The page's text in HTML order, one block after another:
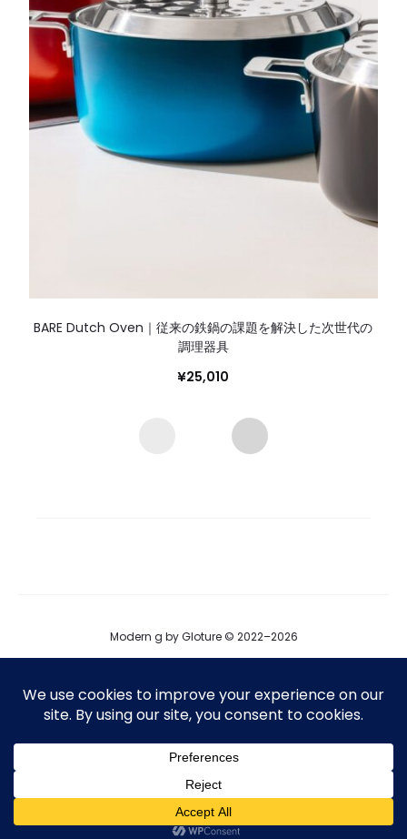
BARE Dutch Oven｜従来の鉄鍋の課題を解決した次世代の
調理器具
¥25,010
Modern g by Gloture © 2022–2026
運営会社
プロダクト掲載
T
i
F
c